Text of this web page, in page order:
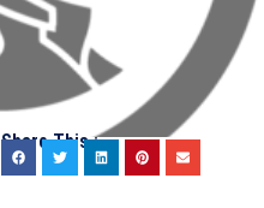
Share This :